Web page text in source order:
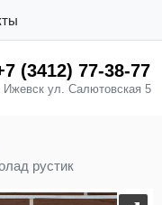
(3412) 77-38-77
Ижевск ул. Салютовская 5
рустик